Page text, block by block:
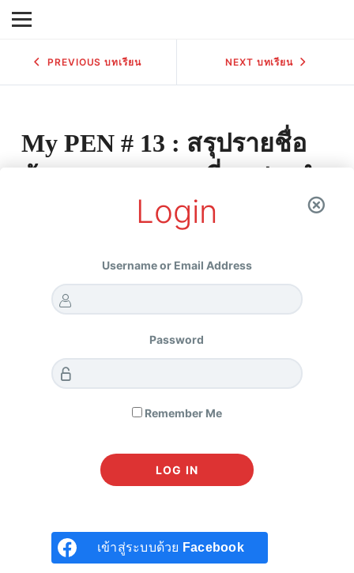
Login
Username or Email Address
Password
Remember Me
เข้าสู่ระบบด้วย Facebook
PREVIOUS บทเรียน NEXT บทเรียน
My PEN # 13 : สรุปรายชื่อ
หุ้น undervalued ที่สุดประจำ
Q3 โดยสำนักข่าวดัง
MY VALUE ลงทุนหุ้นนอกไปด้วยกัน by CLUB VI
โดย ชัชวนันท์ สันธิเดช
สัปดาห์ที่ผ่านมา Morningstar สรุปหุ้น
Undervalued หรือหุ้นที่ราคาต่ำกว่า fair value
ที่สุดมาให้ได้ทราบกัน
ผมลองเลือกมาเซคเตอร์ละหนึ่งตัว ตามตารางด้าน
ที่ถูกมากๆ ตามการคำนวณของ Morningstar ก็
อย่างเช่น Pinterest (PIN) ราคาแค่ 3 ใน 4 ของ